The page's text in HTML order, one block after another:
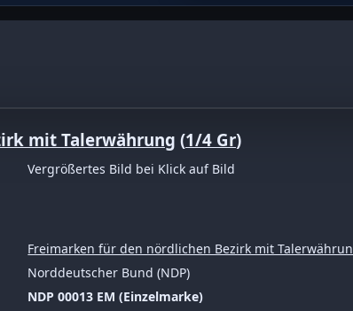
mit Talerwährung (1/4 Gr)
Vergrößertes Bild bei Klick auf Bild
Freimarken für den nördlichen Bezirk mit
Norddeutscher Bund (NDP)
NDP 00013 EM (Einzelmarke)